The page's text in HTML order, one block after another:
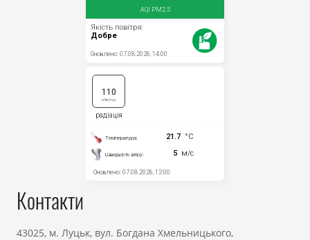
Контакти
43025, м. Луцьк, вул. Богдана Хмельницького,